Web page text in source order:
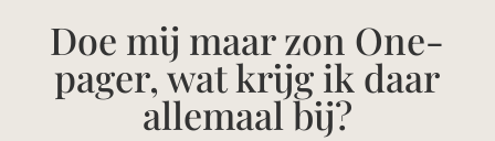
Doe mij maar zon One-
pager, wat krijg ik daar
allemaal bij?